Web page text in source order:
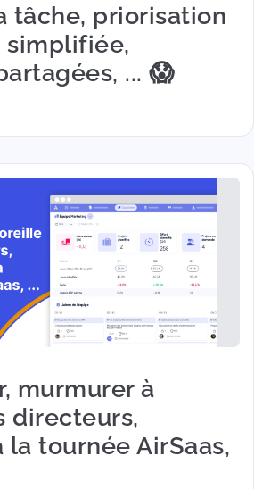
tâche, priorisation
simplifiée,
... 😱
murmurer à
directeurs,
tournée AirSaas,